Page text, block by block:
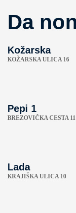
Da
Kožarska
KOŽARSKA ULICA 16
Pepi 1
BREZOVIČKA CESTA
Lada
KRAJIŠKA ULICA 10